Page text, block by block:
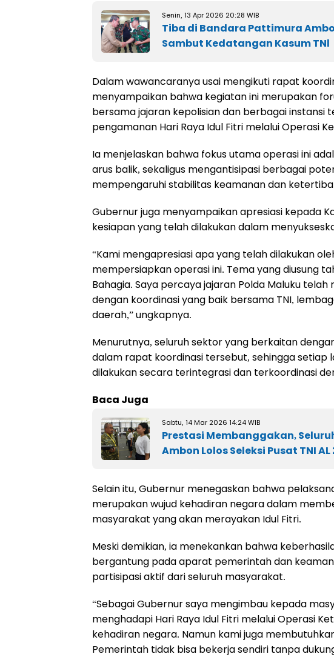
Senin, 13 Apr 2026 20:28 WIB
Tiba di Bandara Pattimura
Sambut Kedatangan Kasum TNl
Dalam wawancaranya usai mengikuti rapat
menyampaikan bahwa kegiatan ini merupakan
bersama jajaran kepolisian dan berbagai instansi
pengamanan Hari Raya Idul Fitri melalui Operasi
Ia menjelaskan bahwa fokus utama operasi ini
arus balik, sekaligus mengantisipasi berbagai
mempengaruhi stabilitas keamanan dan
Gubernur juga menyampaikan apresiasi kepada
kesiapan yang telah dilakukan dalam
“Kami mengapresiasi apa yang telah dilakukan
mempersiapkan operasi ini. Tema yang diusung
Bahagia. Saya percaya jajaran Polda Maluku
dengan koordinasi yang baik bersama TNI,
daerah,” ungkapnya.
Menurutnya, seluruh sektor yang berkaitan
dalam rapat koordinasi tersebut, sehingga setiap
dilakukan secara terintegrasi dan terkoordinasi
Baca Juga
Sabtu, 14 Mar 2026 14:24 WIB
Prestasi Membanggakan,
Ambon Lolos Seleksi Pusat TNI AL
Selain itu, Gubernur menegaskan bahwa
merupakan wujud kehadiran negara dalam
masyarakat yang akan merayakan Idul Fitri.
Meski demikian, ia menekankan bahwa
bergantung pada aparat pemerintah dan
partisipasi aktif dari seluruh masyarakat.
“Sebagai Gubernur saya mengimbau kepada
menghadapi Hari Raya Idul Fitri melalui Operasi
kehadiran negara. Namun kami juga
Pemerintah tidak bisa bekerja sendiri tanpa